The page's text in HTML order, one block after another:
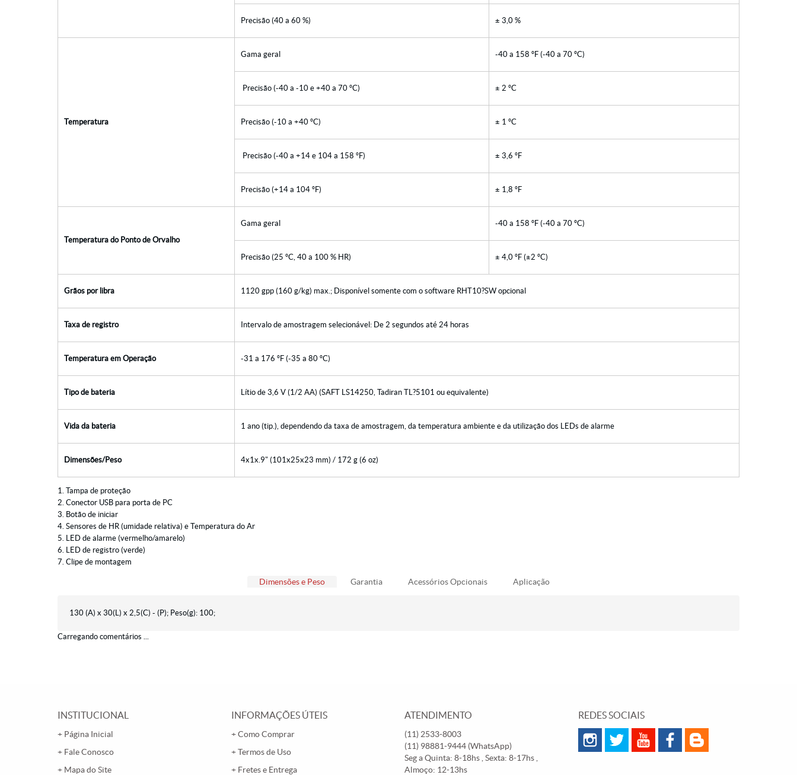
Precisão (40 a 60 %) ± 3,0 %
Temperatura
Gama geral -40 a 158 ºF (-40 a 70 ºC)
Precisão (-40 a -10 e +40 a 70 ºC) ± 2 ºC
Precisão (-10 a +40 ºC) ± 1 ºC
Precisão (-40 a +14 e 104 a 158 ºF) ± 3,6 ºF
Precisão (+14 a 104 ºF) ± 1,8 ºF
Temperatura do Ponto de Orvalho
Gama geral -40 a 158 ºF (-40 a 70 ºC)
Precisão (25 ºC, 40 a 100 % HR) ± 4,0 ºF (±2 ºC)
Grãos por libra 1120 gpp (160 g/kg) max.; Disponível somente com o software RHT10?SW opcional
Taxa de registro Intervalo de amostragem selecionável: De 2 segundos até 24 horas
Temperatura em Operação -31 a 176 ºF (-35 a 80 ºC)
Tipo de bateria Lítio de 3,6 V (1/2 AA) (SAFT LS14250, Tadiran TL?5101 ou equivalente)
Vida da bateria 1 ano (tip.), dependendo da taxa de amostragem, da temperatura ambiente e da utilização dos LEDs de alarme
Dimensões/Peso 4x1x.9" (101x25x23 mm) / 172 g (6 oz)
1. Tampa de proteção
2. Conector USB para porta de PC
3. Botão de iniciar
4. Sensores de HR (umidade relativa) e Temperatura do Ar
5. LED de alarme (vermelho/amarelo)
6. LED de registro (verde)
7. Clipe de montagem
Dimensões e Peso Garantia Acessórios Opcionais Aplicação
130 (A) x 30(L) x 2,5(C) - (P); Peso(g): 100;
Carregando comentários ...
INSTITUCIONAL
Página Inicial
Fale Conosco
Mapa do Site
INFORMAÇÕES ÚTEIS
Como Comprar
Termos de Uso
Fretes e Entrega
ATENDIMENTO
(11) 2533-8003
(11) 98881-9444 (WhatsApp)
Seg a Quinta: 8-18hs , Sexta: 8-17hs ,
Almoço: 12-13hs
REDES SOCIAIS